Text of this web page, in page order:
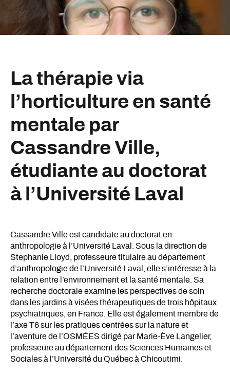
La thérapie via
l’horticulture en santé
mentale par
Cassandre Ville,
étudiante au doctorat
à l’Université Laval
Cassandre Ville est candidate au doctorat en
anthropologie à l’Université Laval. Sous la direction de
Stephanie Lloyd, professeure titulaire au département
d’anthropologie de l’Université Laval, elle s’intéresse à la
relation entre l’environnement et la santé mentale. Sa
recherche doctorale examine les perspectives de soin
dans les jardins à visées thérapeutiques de trois hôpitaux
psychiatriques, en France. Elle est également membre de
l’axe T6 sur les pratiques centrées sur la nature et
l’aventure de l’OSMÉES dirigé par Marie-Ève Langelier,
professeure au département des Sciences Humaines et
Sociales à l’Université du Québec à Chicoutimi.